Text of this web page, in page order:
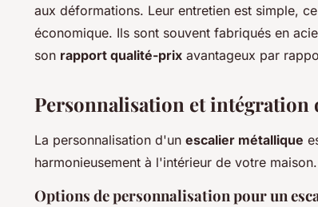
aux déformations. Leur entretien est simple,
économique. Ils sont souvent fabriqués en
son rapport qualité-prix avantageux par
Personnalisation et
La personnalisation d'un escalier métallique
harmonieusement à l'intérieur de votre maison.
Options de personnalisation pour un